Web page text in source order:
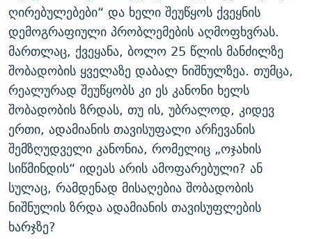
ღირებულებები“ და ხელი შეუწყოს ქვეყნის
დემოგრაფიული პრობლემების აღმოფხვრას.
მართლაც, ქვეყანა, ბოლო 25 წლის მანძილზე
შობადობის ყველაზე დაბალ ნიშნულზეა. თუმცა,
რეალურად შეუწყობს კი ეს კანონი ხელს
შობადობის ზრდას, თუ ის, უბრალოდ, კიდევ
ერთი, ადამიანის თავისუფალი არჩევანის
შემზღუდველი კანონია, რომელიც „ოჯახის
სიწმინდის“ იდეას არის ამოფარებული? ან
სულაც, რამდენად მისაღებია შობადობის
ნიშნულის ზრდა ადამიანის თავისუფლების
ხარჯზე?